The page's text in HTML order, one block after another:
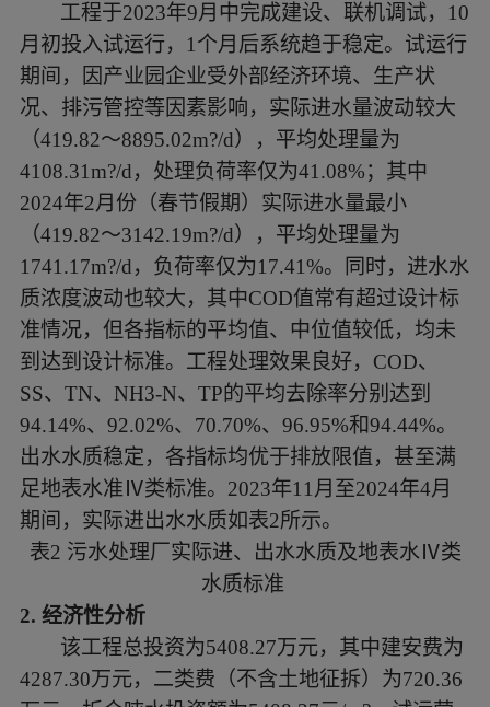
工程于2023年9月中完成建设、联机调试，10
月初投入试运行，1个月后系统趋于稳定。试运行
期间，因产业园企业受外部经济环境、生产状
况、排污管控等因素影响，实际进水量波动较大
（419.82～8895.02m?/d），平均处理量为
4108.31m?/d，处理负荷率仅为41.08%；其中
2024年2月份（春节假期）实际进水量最小
（419.82～3142.19m?/d），平均处理量为
1741.17m?/d，负荷率仅为17.41%。同时，进水水
质浓度波动也较大，其中COD值常有超过设计标
准情况，但各指标的平均值、中位值较低，均未
到达到设计标准。工程处理效果良好，COD、
SS、TN、NH3-N、TP的平均去除率分别达到
94.14%、92.02%、70.70%、96.95%和94.44%。
出水水质稳定，各指标均优于排放限值，甚至满
足地表水准Ⅳ类标准。2023年11月至2024年4月
期间，实际进出水水质如表2所示。
表2 污水处理厂实际进、出水水质及地表水Ⅳ类
水质标准
2. 经济性分析
该工程总投资为5408.27万元，其中建安费为
4287.30万元，二类费（不含土地征拆）为720.36